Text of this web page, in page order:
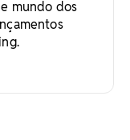
mundo dos